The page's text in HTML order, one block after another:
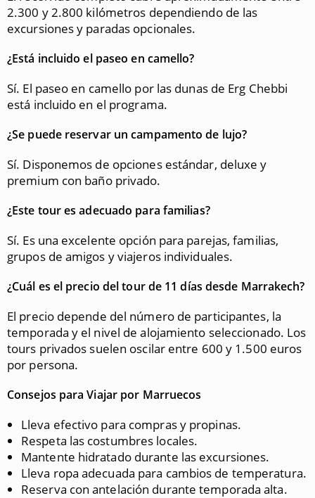
2.300 y 2.800 kilómetros dependiendo de las
excursiones y paradas opcionales.
¿Está incluido el paseo en camello?
Sí. El paseo en camello por las dunas de Erg Chebbi
está incluido en el programa.
¿Se puede reservar un campamento de lujo?
Sí. Disponemos de opciones estándar, deluxe y
premium con baño privado.
¿Este tour es adecuado para familias?
Sí. Es una excelente opción para parejas, familias,
grupos de amigos y viajeros individuales.
¿Cuál es el precio del tour de 11 días desde Marrakech?
El precio depende del número de participantes, la
temporada y el nivel de alojamiento seleccionado. Los
tours privados suelen oscilar entre 600 y 1.500 euros
por persona.
Consejos para Viajar por Marruecos
Lleva efectivo para compras y propinas.
Respeta las costumbres locales.
Mantente hidratado durante las excursiones.
Lleva ropa adecuada para cambios de temperatura.
Reserva con antelación durante temporada alta.